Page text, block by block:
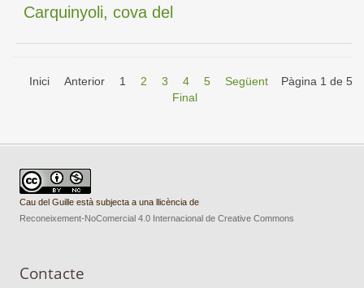
Carquinyoli, cova del
Pàgina 1 de 5
Inici Anterior 1 2 3 4 5
Següent
Final
Cau del Guille està subjecta a una llicència de
Reconeixement-NoComercial 4.0 Internacional de Creative Commons
Contacte